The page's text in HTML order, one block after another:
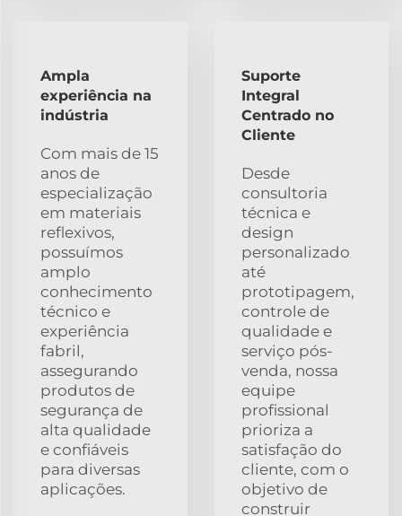
Ampla
experiência na
indústria
Com mais de 15
anos de
especialização
em materiais
reflexivos,
possuímos
amplo
conhecimento
técnico e
experiência
fabril,
assegurando
produtos de
segurança de
alta qualidade
e confiáveis
para diversas
aplicações.
Suporte
Integral
Centrado no
Cliente
Desde
consultoria
técnica e
design
personalizado
até
prototipagem,
controle de
qualidade e
serviço pós-
venda, nossa
equipe
profissional
prioriza a
satisfação do
cliente, com o
objetivo de
construir